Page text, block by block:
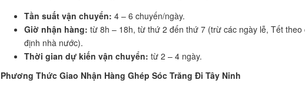
Tần suất vận chuyển: 4 – 6 chuyến/ngày.
Giờ nhận hàng: từ 8h – 18h, từ thứ 2 đến thứ 7 (trừ các ngày lễ, Tết theo
định nhà nước).
Thời gian dự kiến vận chuyển: từ 2 – 4 ngày.
Phương Thức Giao Nhận Hàng Ghép Sóc Trăng Đi Tây Ninh